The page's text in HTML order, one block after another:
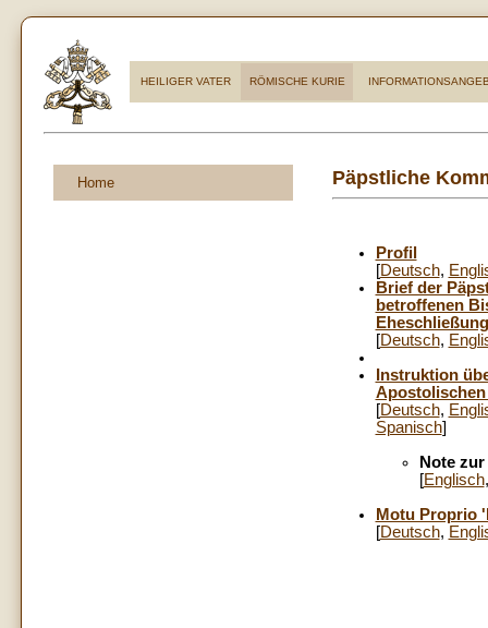
HEILIGER VATER RÖMISCHE KURIE
Home Päpstliche
Profil
[Deutsch,
Brief der
betroffenen
[Deutsch,
Instruktion
[Deutsch,
Spanisch]
Note
[Englisch
Motu Proprio
[Deutsch,